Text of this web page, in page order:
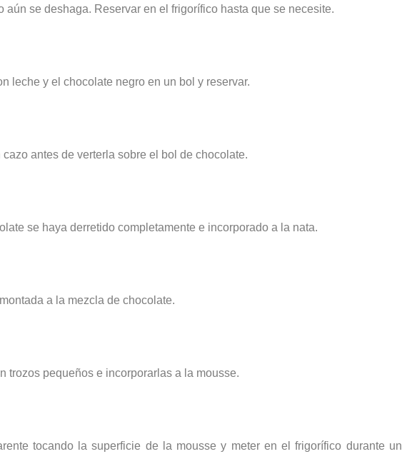
aún se deshaga. Reservar en el frigorífico hasta que se necesite.
leche y el chocolate negro en un bol y reservar.
cazo antes de verterla sobre el bol de chocolate.
se haya derretido completamente e incorporado a la nata.
a la mezcla de chocolate.
trozos pequeños e incorporarlas a la mousse.
tocando la superficie de la mousse y meter en el frigorífico durante un